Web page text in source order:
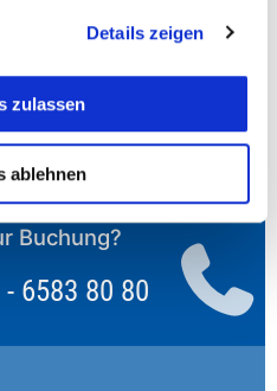
Details zeigen
zulassen
ablehnen
Einzelzimmerzuschlag.
Buchung?
6583 80 80